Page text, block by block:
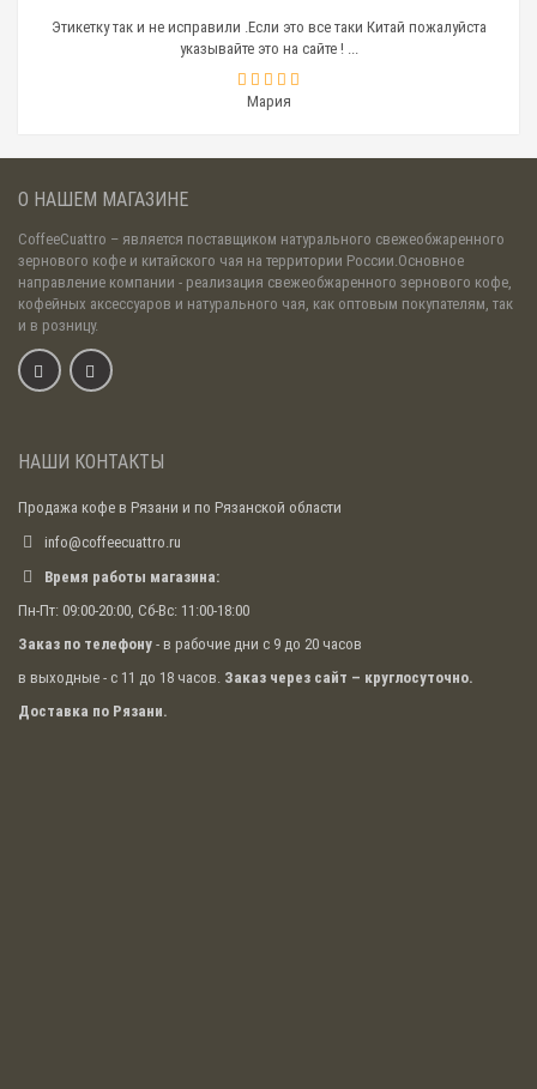
Этикетку так и не исправили .Если это все таки Китай пожалуйста
указывайте это на сайте ! ...
Мария
О НАШЕМ МАГАЗИНЕ
CoffeeCuattro – является поставщиком натурального свежеобжаренного
зернового кофе и китайского чая на территории России.Основное
направление компании - реализация свежеобжаренного зернового кофе,
кофейных аксессуаров и натурального чая, как оптовым покупателям, так
и в розницу.
НАШИ КОНТАКТЫ
Продажа кофе в Рязани и по Рязанской области
info@coffeecuattro.ru
Время работы магазина:
Пн-Пт: 09:00-20:00, Сб-Вс: 11:00-18:00
Заказ по телефону - в рабочие дни с 9 до 20 часов
в выходные - с 11 до 18 часов. Заказ через сайт – круглосуточно.
Доставка по Рязани.